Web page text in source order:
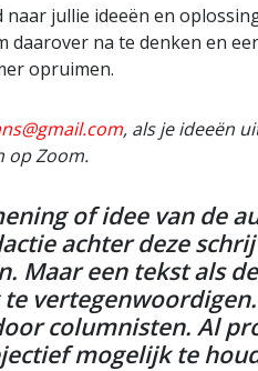
jullie ideeën en
daarover na te denken en
opruimen.
, als je ideeën
op Zoom.
of idee van de
achter deze
Maar een tekst als
columnisten. Al
mogelijk te